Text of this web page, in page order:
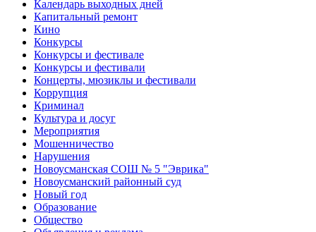
Календарь выходных дней
Капитальный ремонт
Кино
Конкурсы
Конкурсы и фестивале
Конкурсы и фестивали
Концерты, мюзиклы и фестивали
Коррупция
Криминал
Культура и досуг
Мероприятия
Мошенничество
Нарушения
Новоусманская СОШ № 5 "Эврика"
Новоусманский районный суд
Новый год
Образование
Общество